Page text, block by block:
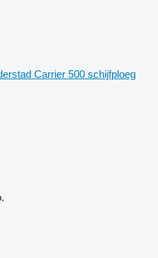
Carrier 500 schijfploeg